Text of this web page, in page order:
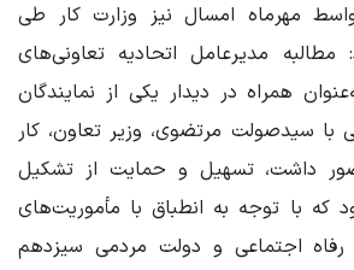
مهرماه امسال نیز وزارت کار طی
مطالبه مدیرعامل اتحادیه تعاونی‌های
همراه در دیدار یکی از نمایندگان
سیدصولت مرتضوی، وزیر تعاون، کار
داشت، تسهیل و حمایت از تشکیل
که با توجه به انطباق با مأموریت‌های
رفاه اجتماعی و دولت مردمی سیزدهم